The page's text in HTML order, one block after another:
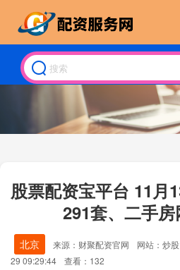
股票配资宝平台 11月
291套、二手
北京 来源：财聚配资官网 网站：炒
29 09:29:44
查看：132